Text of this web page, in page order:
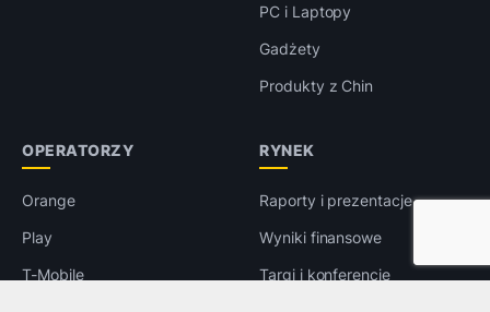
PC i Laptopy
Gadżety
Produkty z Chin
OPERATORZY
Orange
Play
T-Mobile
RYNEK
Raporty i prezentacje
Wyniki finansowe
Targi i konferencje